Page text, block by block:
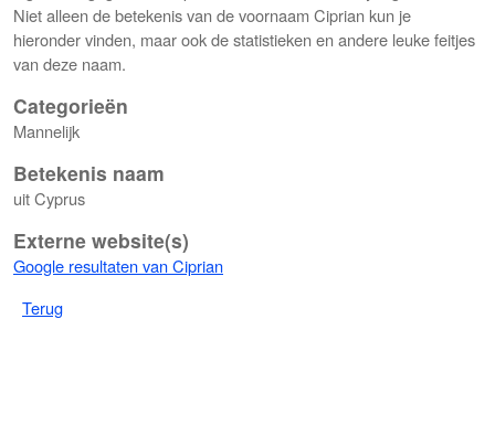
Niet alleen de betekenis van de voornaam Ciprian kun je
hieronder vinden, maar ook de statistieken en andere leuke feitjes
van deze naam.
Categorieën
Mannelijk
Betekenis naam
uit Cyprus
Externe website(s)
Google resultaten van Ciprian
Terug